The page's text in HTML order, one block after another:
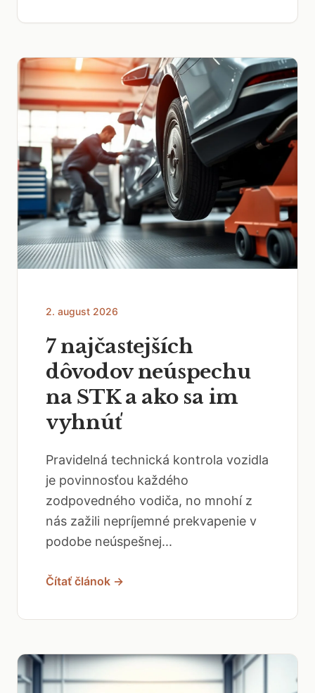
2. august 2026
7 najčastejších
dôvodov neúspechu
na STK a ako sa im
vyhnúť
Pravidelná technická kontrola vozidla
je povinnosťou každého
zodpovedného vodiča, no mnohí z
nás zažili nepríjemné prekvapenie v
podobe neúspešnej...
Čítať článok →